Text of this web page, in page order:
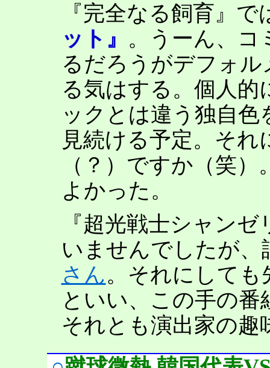
『完全なる飼育』
ット』 。うーん、コ
るだろうがデフォル
る気はする。個人的
ックとは違う独自
見続ける予定。そ
（？）ですか（笑
よかった。
『超光戦士シャン
いませんでしたが
さん。それにして
といい、この手の
それとも演出家の趣